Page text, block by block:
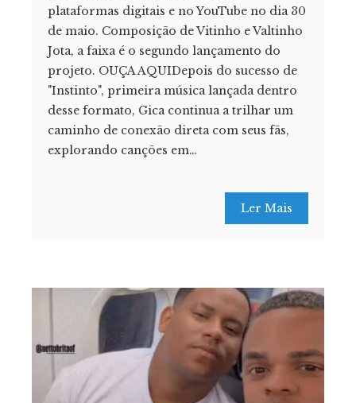
plataformas digitais e no YouTube no dia 30
de maio. Composição de Vitinho e Valtinho
Jota, a faixa é o segundo lançamento do
projeto. OUÇA AQUIDepois do sucesso de
"Instinto", primeira música lançada dentro
desse formato, Gica continua a trilhar um
caminho de conexão direta com seus fãs,
explorando canções em…
Ler Mais